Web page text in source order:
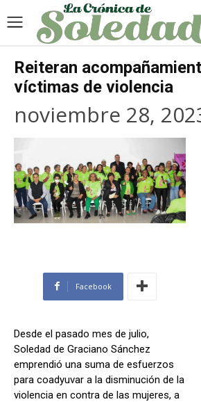
Reiteran
víctimas de violencia
noviembre 28,
Facebook
Desde el pasado mes de julio,
Soledad de Graciano Sánchez
emprendió una suma de esfuerzos
para coadyuvar a la disminución de la
violencia en contra de las mujeres, a